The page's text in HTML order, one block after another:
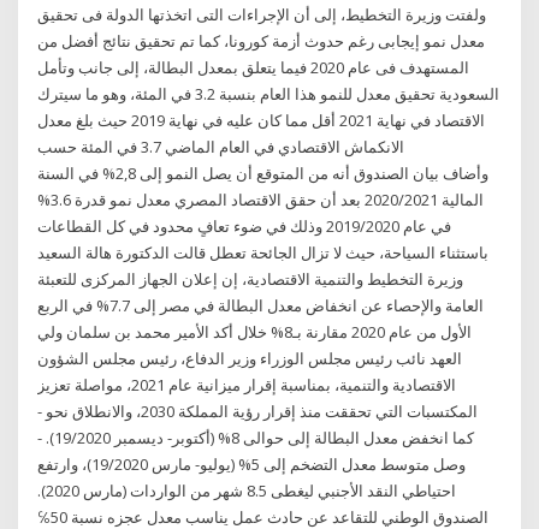
ولفتت وزيرة التخطيط، إلى أن الإجراءات التى اتخذتها الدولة فى تحقيق
معدل نمو إيجابى رغم حدوث أزمة كورونا، كما تم تحقيق نتائج أفضل من
المستهدف فى عام 2020 فيما يتعلق بمعدل البطالة، إلى جانب وتأمل
السعودية تحقيق معدل للنمو هذا العام بنسبة 3.2 في المئة، وهو ما سيترك
الاقتصاد في نهاية 2021 أقل مما كان عليه في نهاية 2019 حيث بلغ معدل
الانكماش الاقتصادي في العام الماضي 3.7 في المئة حسب
وأضاف بيان الصندوق أنه من المتوقع أن يصل النمو إلى 2,8% في السنة
المالية 2020/2021 بعد أن حقق الاقتصاد المصري معدل نمو قدرة 3.6%
في عام 2019/2020 وذلك في ضوء تعافٍ محدود في كل القطاعات
باستثناء السياحة، حيث لا تزال الجائحة تعطل قالت الدكتورة هالة السعيد
وزيرة التخطيط والتنمية الاقتصادية، إن إعلان الجهاز المركزى للتعبئة
العامة والإحصاء عن انخفاض معدل البطالة في مصر إلى 7.7% في الربع
الأول من عام 2020 مقارنة بـ8% خلال أكد الأمير محمد بن سلمان ولي
العهد نائب رئيس مجلس الوزراء وزير الدفاع، رئيس مجلس الشؤون
الاقتصادية والتنمية، بمناسبة إقرار ميزانية عام 2021، مواصلة تعزيز
المكتسبات التي تحققت منذ إقرار رؤية المملكة 2030، والانطلاق نحو -
كما انخفض معدل البطالة إلى حوالى 8% (أكتوبر- ديسمبر 19/2020). -
وصل متوسط معدل التضخم إلى 5% (يوليو- مارس 19/2020)، وارتفع
احتياطي النقد الأجنبي ليغطى 8.5 شهر من الواردات (مارس 2020).
الصندوق الوطني للتقاعد عن حادث عمل يناسب معدل عجزه نسبة 50℅